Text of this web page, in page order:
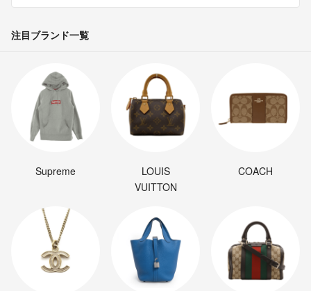
注目ブランド一覧
Supreme
LOUIS
VUITTON
COACH